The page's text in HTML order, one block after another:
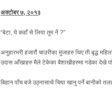
अक्टोबर ७, २०१३
“बेटा, ये कहाँ से लिया तुम नें ?”
अनुहारभरी हजारौं चाउरीका मुजाहरु थिए ती बृद्ध
उदास आँखाहरु मैले टेकेका बैशाखीहरुमा गडेका देखे
बिहान पाँच बजे उठ्नासाथै चिया खानु पर्ने बानीको